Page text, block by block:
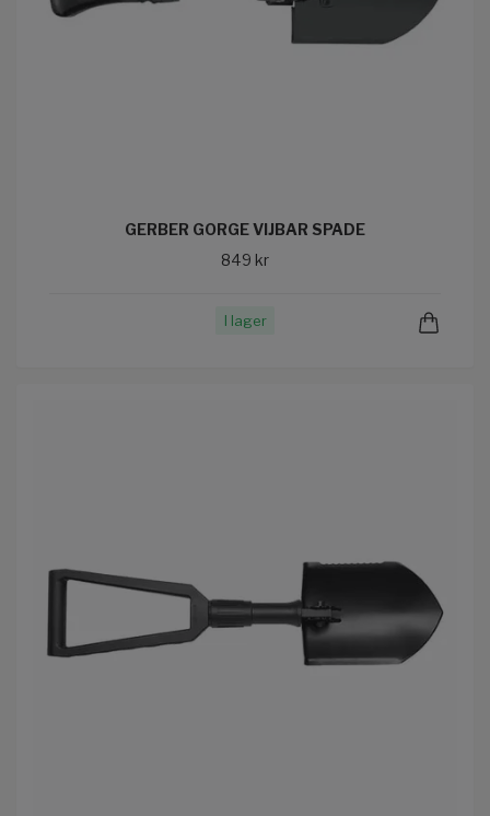
GERBER GORGE VIJBAR SPADE
849 kr
I lager